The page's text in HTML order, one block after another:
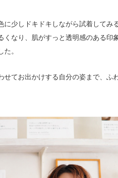
に少しドキドキしながら試着してみ
くなり、肌がすっと透明感のある印
。
せてお出かけする自分の姿まで、ふ